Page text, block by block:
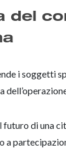
del
i soggetti
di una
a